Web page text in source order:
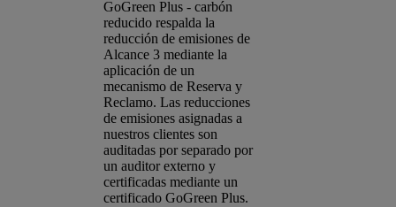
GoGreen Plus - carbón
reducido respalda la
reducción de emisiones de
Alcance 3 mediante la
aplicación de un
mecanismo de Reserva y
Reclamo. Las reducciones
de emisiones asignadas a
nuestros clientes son
auditadas por separado por
un auditor externo y
certificadas mediante un
certificado GoGreen Plus.